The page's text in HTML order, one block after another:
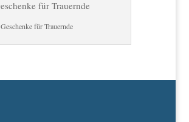
Geschenke für Trauernde